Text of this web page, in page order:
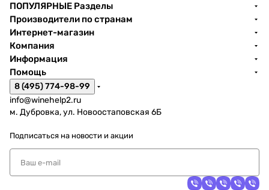
ПОПУЛЯРНЫЕ Разделы
Производители по странам
Интернет-магазин
Компания
Информация
Помощь
8 (495) 774-98-99
info@winehelp2.ru
м. Дубровка, ул. Новоостаповская 6Б
Подписаться на новости и акции